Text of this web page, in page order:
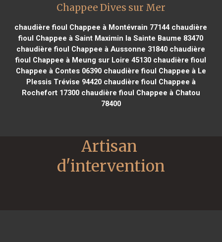
Chappee Dives sur Mer
chaudière fioul Chappee à Montévrain 77144chaudière
fioul Chappee à Saint Maximin la Sainte Baume 83470
chaudière fioul Chappee à Aussonne 31840 chaudière
fioul Chappee à Meung sur Loire 45130 chaudière fioul
Chappee à Contes 06390chaudière fioul Chappee à Le
Plessis Trévise 94420chaudière fioul Chappee à
Rochefort 17300chaudière fioul Chappee à Chatou
78400
Artisan
d'intervention